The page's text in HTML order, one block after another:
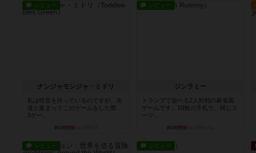
レビュー
ナンジャモンジャ・ミドリ
私は吃音を持っているのですが、友
達と集まってこのゲームをした際、
3ゲー...
約1時間前
レビュー
ジンラミー
トランプで遊べる2人対戦の麻雀風
ゲームです。10枚の手札で、同じス
ーツ...
約2時間前
レビュー レビュー